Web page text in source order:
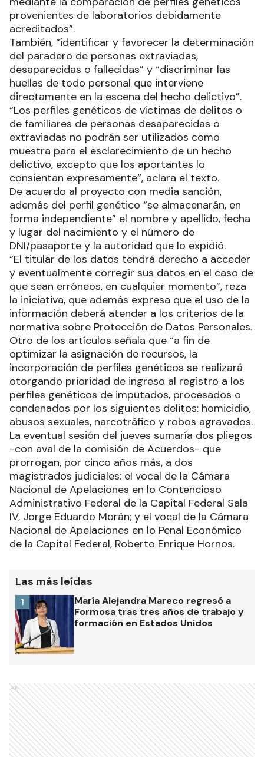
provenientes de laboratorios debidamente
acreditados”.
También, “identificar y favorecer la determinación
del paradero de personas extraviadas,
desaparecidas o fallecidas” y “discriminar las
huellas de todo personal que interviene
directamente en la escena del hecho delictivo”.
“Los perfiles genéticos de víctimas de delitos o
de familiares de personas desaparecidas o
extraviadas no podrán ser utilizados como
muestra para el esclarecimiento de un hecho
delictivo, excepto que los aportantes lo
consientan expresamente”, aclara el texto.
De acuerdo al proyecto con media sanción,
además del perfil genético “se almacenarán, en
forma independiente” el nombre y apellido, fecha
y lugar del nacimiento y el número de
DNI/pasaporte y la autoridad que lo expidió.
“El titular de los datos tendrá derecho a acceder
y eventualmente corregir sus datos en el caso de
que sean erróneos, en cualquier momento”, reza
la iniciativa, que además expresa que el uso de la
información deberá atender a los criterios de la
normativa sobre Protección de Datos Personales.
Otro de los artículos señala que “a fin de
optimizar la asignación de recursos, la
incorporación de perfiles genéticos se realizará
otorgando prioridad de ingreso al registro a los
perfiles genéticos de imputados, procesados o
condenados por los siguientes delitos: homicidio,
abusos sexuales, narcotráfico y robos agravados.
La eventual sesión del jueves sumaría dos pliegos
-con aval de la comisión de Acuerdos- que
prorrogan, por cinco años más, a dos
magistrados judiciales: el vocal de la Cámara
Nacional de Apelaciones en lo Contencioso
Administrativo Federal de la Capital Federal Sala
IV, Jorge Eduardo Morán; y el vocal de la Cámara
Nacional de Apelaciones en lo Penal Económico
de la Capital Federal, Roberto Enrique Hornos.
Las más leídas
María Alejandra Mareco regresó a
Formosa tras tres años de trabajo y
formación en Estados Unidos
1
Ads